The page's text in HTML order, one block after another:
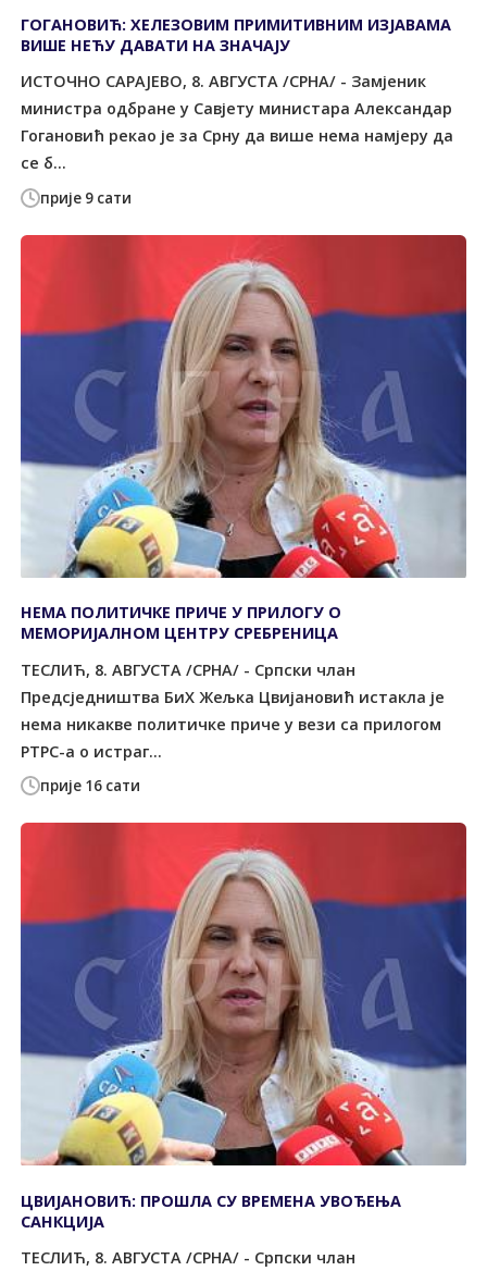
прије 9 сати
ГОГАНОВИЋ: ХЕЛЕЗОВИМ ПРИМИТИВНИМ ИЗЈАВАМА
ВИШЕ НЕЋУ ДАВАТИ НА ЗНАЧАЈУ
ИСТОЧНО САРАЈЕВО, 8. АВГУСТА /СРНА/ - Замјеник
министра одбране у Савјету министара Александар
Гогановић рекао је за Срну да више нема намјеру да
се б...
прије 16 сати
НЕМА ПОЛИТИЧКЕ ПРИЧЕ У ПРИЛОГУ О
МЕМОРИЈАЛНОМ ЦЕНТРУ СРЕБРЕНИЦА
ТЕСЛИЋ, 8. АВГУСТА /СРНА/ - Српски члан
Предсједништва БиХ Жељка Цвијановић истакла је
нема никакве политичке приче у вези са прилогом
РТРС-а о истраг...
ЦВИЈАНОВИЋ: ПРОШЛА СУ ВРЕМЕНА УВОЂЕЊА
САНКЦИЈА
ТЕСЛИЋ, 8. АВГУСТА /СРНА/ - Српски члан